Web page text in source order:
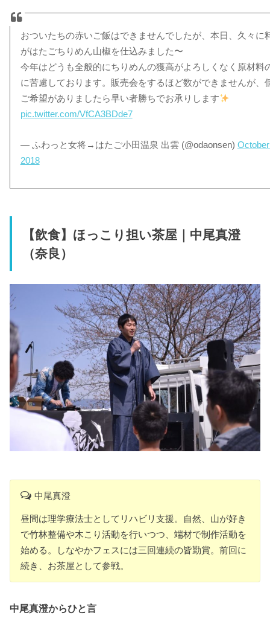
おついたちの赤いご飯はできませんでしたが、本日、久々に
がはたごちりめん山椒を仕込みました〜
今年はどうも全般的にちりめんの獲高がよろしくなく原材料
に苦慮しております。販売会をするほど数ができませんが、
ご希望がありましたら早い者勝ちでお承りします
pic.twitter.com/VfCA3BDde7
— ふわっと女将→はたご小田温泉 出雲 (@odaonsen)
2018
【飲食】ほっこり担い茶屋｜中尾真澄
（奈良）
中尾真澄
昼間は理学療法士としてリハビリ支援。自然、山が好き
で竹林整備や木こり活動を行いつつ、端材で制作活動を
始める。しなやかフェスには三回連続の皆勤賞。前回に
続き、お茶屋として参戦。
中尾真澄からひと言